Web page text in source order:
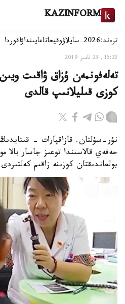
KAZINFORM
ترەند:2026-سايلاۋ وقيعاتاعايىنداۋاقوردا
15:32, 23 تامىز 2019
تەلەفونمەن ۇزاق ۋاقىت
كوزى قىليلانىپ قالدى
نۇر-سۇلتان. قازاقپارات -
حەفەي قالاسىندا توعىز جاسار بالا
بولعاندىقتان كوزىنە زاقىم